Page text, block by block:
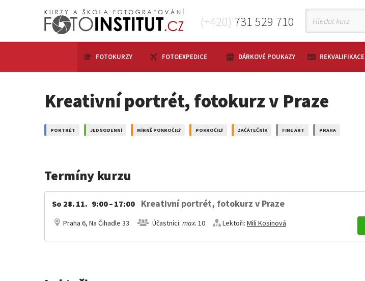
(+420) 731 529 710
FOTOKURZY FOTOEXPEDICE DÁRKOVÉ POUKAZY REKVALIFIKACE
Kreativní portrét, fotokurz v Praze
PORTRÉT JEDNODENNÍ MÍRNĚ POKROČILÝ POKROČILÝ ZAČÁTEČNÍK FINE ART PRAHA
Termíny kurzu
So 28. 11. 9:00 – 17:00 Kreativní portrét, fotokurz v Praze
Praha 6, Na Čihadle 33 Účastníci: max. 10 Lektoři: Mili Kosinová